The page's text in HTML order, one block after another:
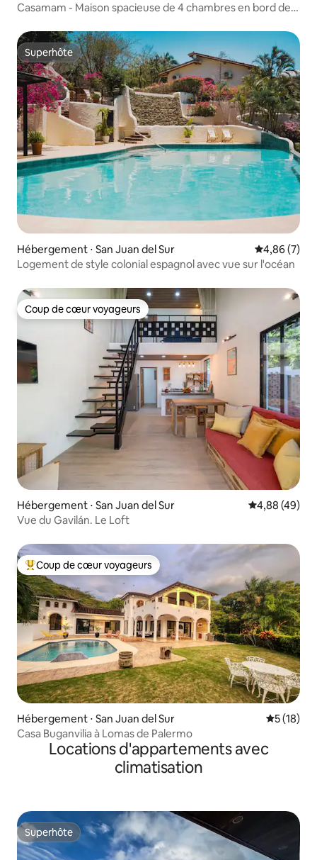
Casamam - Maison spacieuse de 4 chambres en bord de
Superhôte
Superhôte
Hébergement ⋅ San Juan del Sur Évaluation
4,86 (7)
Logement de style colonial espagnol avec vue sur l'océan
Coup de cœur voyageurs
Coup de cœur voyageurs
Hébergement ⋅ San Juan del Sur Évaluation
4,88 (49)
Vue du Gavilán. Le Loft
Coups de cœur voyageurs les plus appréciés
Coup de cœur voyageurs
Hébergement ⋅ San Juan del Sur
5 (18)
Casa Buganvilia à Lomas de Palermo
Locations d'appartements avec
climatisation
Superhôte
Superhôte